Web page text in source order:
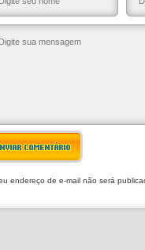
COMENTÁRIO
endereço de e-mail não será